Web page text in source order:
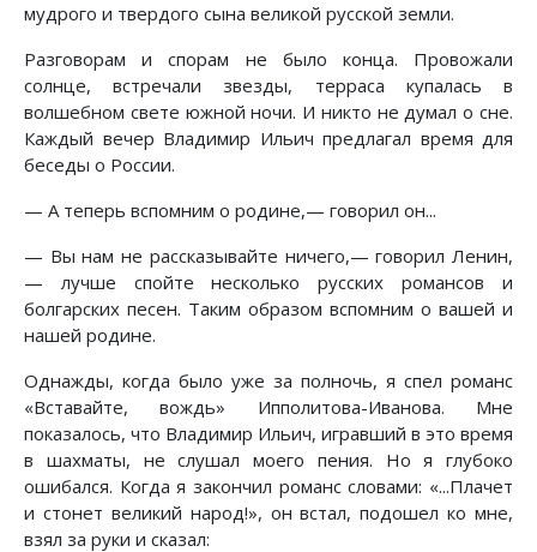
мудрого и твердого сына великой русской земли.
Разговорам и спорам не было конца. Провожали
солнце, встречали звезды, терраса купалась в
волшебном свете южной ночи. И никто не думал о сне.
Каждый вечер Владимир Ильич предлагал время для
беседы о России.
— А теперь вспомним о родине,— говорил он...
— Вы нам не рассказывайте ничего,— говорил Ленин,
— лучше спойте несколько русских романсов и
болгарских песен. Таким образом вспомним о вашей и
нашей родине.
Однажды, когда было уже за полночь, я спел романс
«Вставайте, вождь» Ипполитова-Иванова. Мне
показалось, что Владимир Ильич, игравший в это время
в шахматы, не слушал моего пения. Но я глубоко
ошибался. Когда я закончил романс словами: «...Плачет
и стонет великий народ!», он встал, подошел ко мне,
взял за руки и сказал: